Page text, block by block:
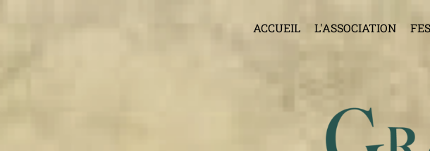
ACCUEIL L'ASSOCIATION